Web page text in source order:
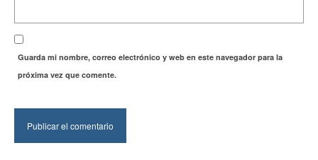
Guarda mi nombre, correo electrónico y web en este navegador para la
próxima vez que comente.